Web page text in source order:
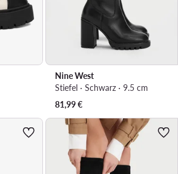
Nine West
Stiefel · Schwarz · 9.5 cm
81,99€